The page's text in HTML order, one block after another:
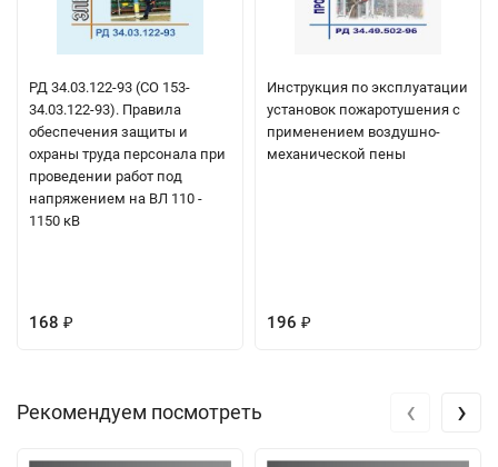
РД 34.03.122-93 (СО 153-
34.03.122-93). Правила
обеспечения защиты и
охраны труда персонала при
проведении работ под
напряжением на ВЛ 110 -
1150 кВ
168 ₽
Инструкция по эксплуатации
установок пожаротушения с
применением воздушно-
механической пены
196 ₽
Рекомендуем посмотреть ‹ ›